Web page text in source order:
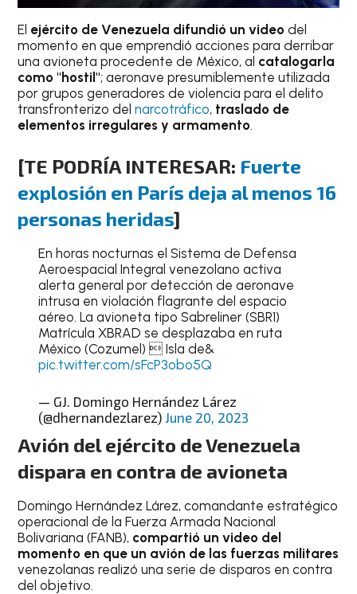
El ejército de Venezuela difundió un video del
momento en que emprendió acciones para derribar
una avioneta procedente de México, al catalogarla
como "hostil"; aeronave presumiblemente utilizada
por grupos generadores de violencia para el delito
transfronterizo delnarcotráfico, traslado de
elementos irregulares y armamento.
[TE PODRÍA INTERESAR: Fuerte
explosión en París deja al menos 16
personas heridas]
En horas nocturnas el Sistema de Defensa
Aeroespacial Integral venezolano activa
alerta general por detección de aeronave
intrusa en violación flagrante del espacio
aéreo. La avioneta tipo Sabreliner (SBR1)
Matrícula XBRAD se desplazaba en ruta
México (Cozumel)  Isla de&
pic.twitter.com/sFcP3obo5Q
— GJ. Domingo Hernández Lárez
(@dhernandezlarez) June 20, 2023
Avión del ejército de Venezuela
dispara en contra de avioneta
Domingo Hernández Lárez, comandante estratégico
operacional de la Fuerza Armada Nacional
Bolivariana (FANB), compartió un video del
momento en que un avión de las fuerzas militares
venezolanas realizó una serie de disparos en contra
del objetivo.